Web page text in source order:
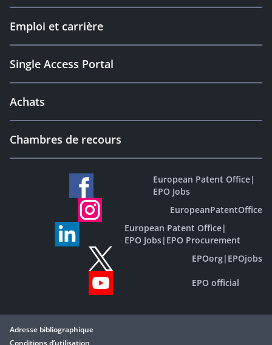
Emploi et carrière
Single Access Portal
Achats
Chambres de recours
European Patent Office|
EPO Jobs
EuropeanPatentOffice
European Patent Office|
EPO Jobs| EPO Procurement
EPOorg| EPOjobs
EPO official
Adresse bibliographique
Conditions d’utilisation